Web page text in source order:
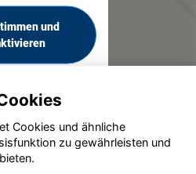
und
GmbH 2020 - 2026
Cookies und ähnliche
zu gewährleisten und